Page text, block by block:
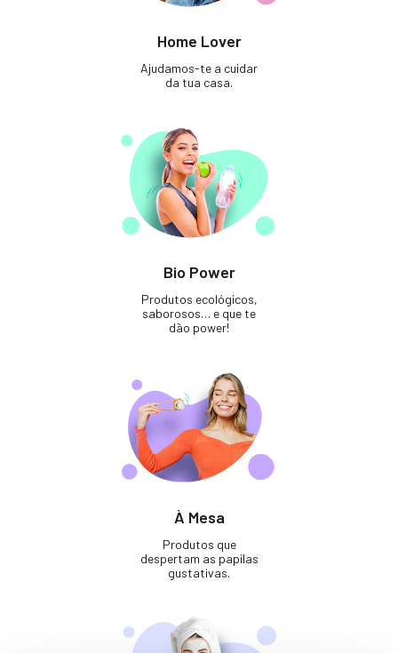
Home Lover
Ajudamos-te a cuidar
da tua casa.
Bio Power
Produtos ecológicos,
saborosos… e que te
dão power!
À Mesa
Produtos que
despertam as papilas
gustativas.